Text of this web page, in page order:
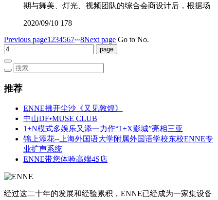
期与舞美、灯光、视频团队的综合会商设计后，根据场
2020/09/10 178
Previous page1 234567...8Next page Go to No.
推荐
ENNE拂开尘沙《又见敦煌》
中山DF•MUSE CLUB
1+N模式多娱乐又添一力作“1+X影城”亮相三亚
锦上添花--上海外国语大学附属外国语学校东校ENNE专
业扩声系统
ENNE带您体验高端4S店
经过这二十年的发展和经验累积，ENNE已经成为一家集设备